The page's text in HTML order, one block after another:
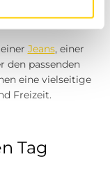
Jeans, einer
den passenden
eine vielseitige
Freizeit.
Tag